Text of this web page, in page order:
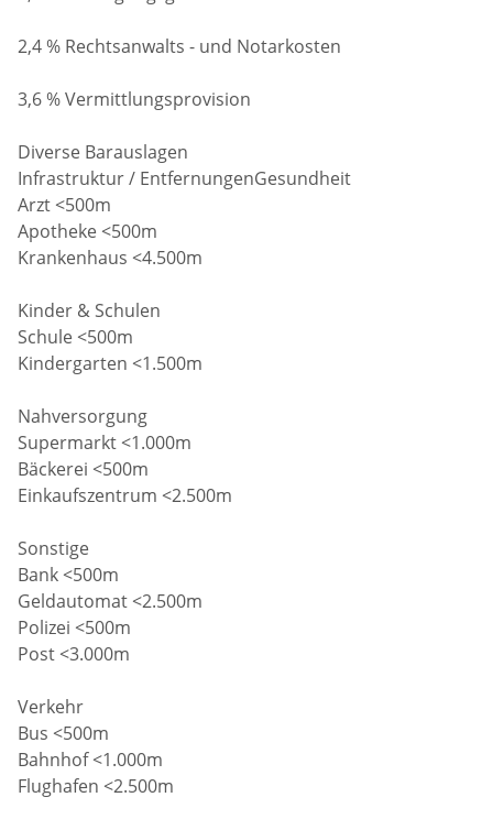
2,4 % Rechtsanwalts - und Notarkosten
3,6 % Vermittlungsprovision
Diverse Barauslagen
Infrastruktur / EntfernungenGesundheit
Arzt <500m
Apotheke <500m
Krankenhaus <4.500m
Kinder & Schulen
Schule <500m
Kindergarten <1.500m
Nahversorgung
Supermarkt <1.000m
Bäckerei <500m
Einkaufszentrum <2.500m
Sonstige
Bank <500m
Geldautomat <2.500m
Polizei <500m
Post <3.000m
Verkehr
Bus <500m
Bahnhof <1.000m
Flughafen <2.500m